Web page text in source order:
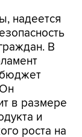
В
в размере
и
роста на